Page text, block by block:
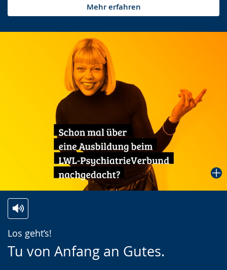
Mehr erfahren
Los geht’s!
Tu von Anfang an Gutes.
Leichten
Sprache
Audio-
Unterstützung.
Video
in